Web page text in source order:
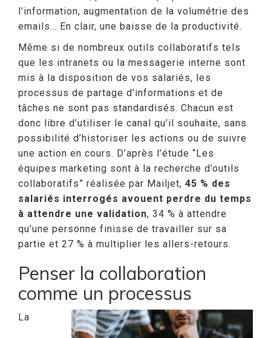
l’information, augmentation de la volumétrie des
emails… En clair, une baisse de la productivité.
Même si de nombreux outils collaboratifs tels
que les intranets ou la messagerie interne sont
mis à la disposition de vos salariés, les
processus de partage d’informations et de
tâches ne sont pas standardisés. Chacun est
donc libre d’utiliser le canal qu’il souhaite, sans
possibilité d’historiser les actions ou de suivre
une action en cours. D’après l’étude “Les
équipes marketing sont à la recherche d’outils
collaboratifs” réalisée par Mailjet, 45 % des
salariés interrogés avouent perdre du temps
à attendre une validation, 34 % à attendre
qu’une personne finisse de travailler sur sa
partie et 27 % à multiplier les allers-retours.
Penser la collaboration
comme un processus
La